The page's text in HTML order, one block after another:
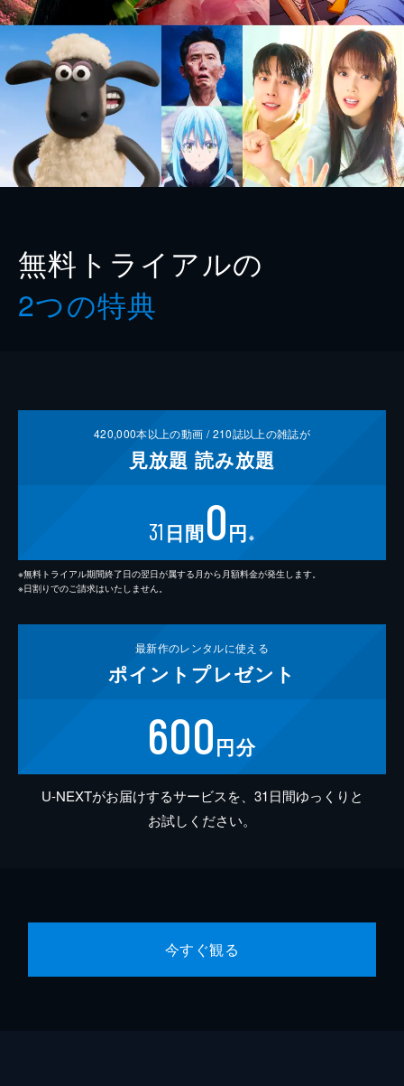
無料トライアルの
2つの特典
420,000本以上の動画 /210誌以上の雑誌が
見放題 読み放題
31 日間0円 ※
※無料トライアル期間終了日の翌日が属する月から月額料金が発生します。
※日割りでのご請求はいたしません。
最新作のレンタルに使える
ポイント プレゼント
600円分
U-NEXTがお届けするサービスを、31日間ゆっくりと
お試しください。
今すぐ観る